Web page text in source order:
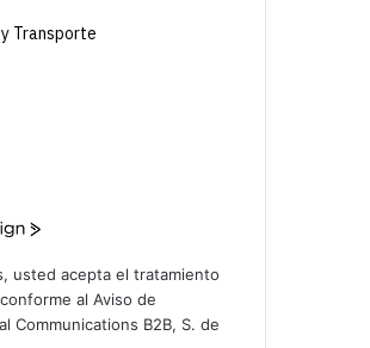
Transporte
usted acepta el tratamiento
alAviso de
Communications B2B, S. de